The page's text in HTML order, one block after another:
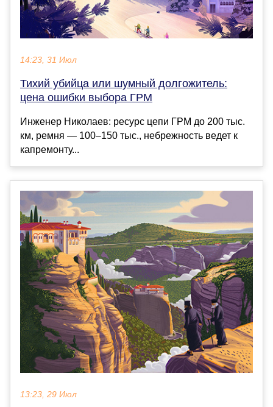
14:23, 31 Июл
Тихий убийца или шумный долгожитель:
цена ошибки выбора ГРМ
Инженер Николаев: ресурс цепи ГРМ до 200 тыс.
км, ремня — 100–150 тыс., небрежность ведет к
капремонту...
13:23, 29 Июл